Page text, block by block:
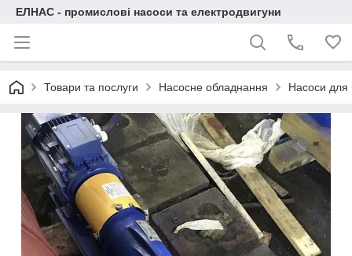
ЕЛНАС - промислові насоси та електродвигуни
Товари та послуги Насосне обладнання Насоси для